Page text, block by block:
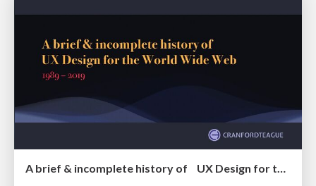
A brief & incomplete history of UX Design for the World Wide Web: 1989–2019